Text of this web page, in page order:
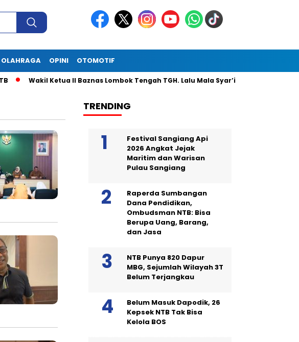
OLAHRAGA OPINI OTOMOTIF
Wakil Ketua II Baznas Lombok Tengah TGH. Lalu Mala Syar’i Serahkan Bantuan
TRENDING
Festival Sangiang Api
2026 Angkat Jejak
Maritim dan Warisan
Pulau Sangiang
Raperda Sumbangan
Dana Pendidikan,
Ombudsman NTB: Bisa
Berupa Uang, Barang,
dan Jasa
NTB Punya 820 Dapur
MBG, Sejumlah Wilayah 3T
Belum Terjangkau
Belum Masuk Dapodik, 26
Kepsek NTB Tak Bisa
Kelola BOS